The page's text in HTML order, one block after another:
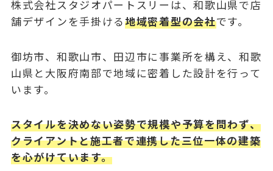
株式会社スタジオパートスリーは、和歌山県で店
舗デザインを手掛ける地域密着型の会社です。
御坊市、和歌山市、田辺市に事業所を構え、和歌
山県と大阪府南部で地域に密着した設計を行って
います。
スタイルを決めない姿勢で規模や予算を問わず、
クライアントと施工者で連携した三位一体の建築
を心がけています。